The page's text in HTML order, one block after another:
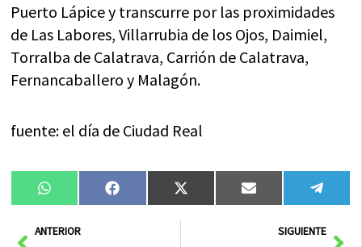
Puerto Lápice y transcurre por las proximidades
de Las Labores, Villarrubia de los Ojos, Daimiel,
Torralba de Calatrava, Carrión de Calatrava,
Fernancaballero y Malagón.
fuente: el día de Ciudad Real
Compartir
en
WhatsAppCompartir
en
FacebookCompartir
en
X
(Twitter)
Compartir
en
Email
en
AntANTERIOR SIGUIENTE